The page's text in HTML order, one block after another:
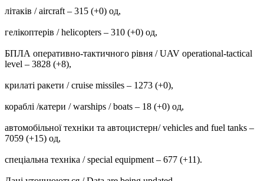
літаків / aircraft – 315 (+0) од,
гелікоптерів / helicopters – 310 (+0) од,
БПЛА оперативно-тактичного рівня / UAV operational-tactical
level – 3828 (+8),
крилаті ракети / cruise missiles ‒ 1273 (+0),
кораблі /катери / warships / boats ‒ 18 (+0) од,
автомобільної техніки та автоцистерн/ vehicles and fuel tanks –
7059 (+15) од,
спеціальна техніка / special equipment ‒ 677 (+11).